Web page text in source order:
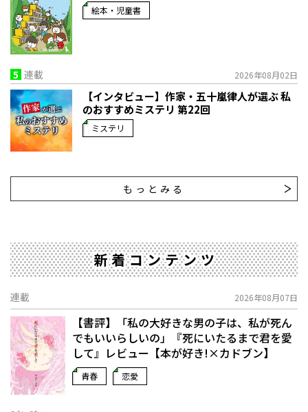
絵本・児童書
5 連載 2026年08月02日
【インタビュー】作家・五十嵐律人が選ぶ 私
のおすすめミステリ 第22回
ミステリ
もっとみる
新着コンテンツ
連載 2026年08月07日
【書評】「私の大好きな男の子は、私が死ん
でもいいらしいの」――『死にいたるまで君を愛
して』レビュー【本が好き!×カドブン】
青春 恋愛